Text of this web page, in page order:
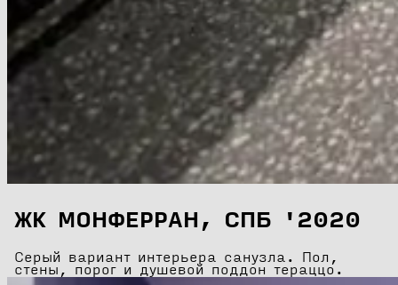
ЖК МОНФЕРРАН, СПБ '2020
Серый вариант интерьера санузла. Пол,
стены, порог и душевой поддон тераццо.